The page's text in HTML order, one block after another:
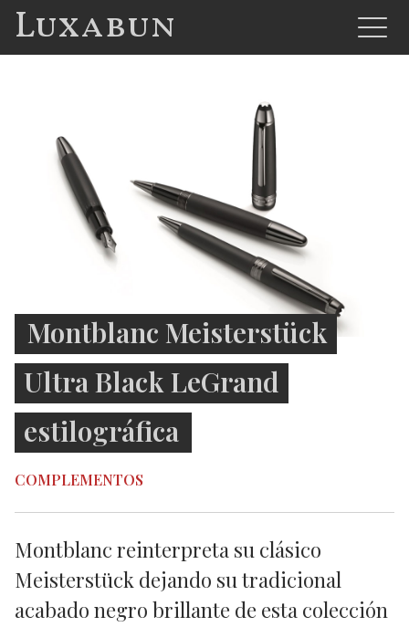
Luxabun
Montblanc Meisterstück
Ultra Black LeGrand
estilográfica
COMPLEMENTOS
Montblanc reinterpreta su clásico
Meisterstück dejando su tradicional
acabado negro brillante de esta colección